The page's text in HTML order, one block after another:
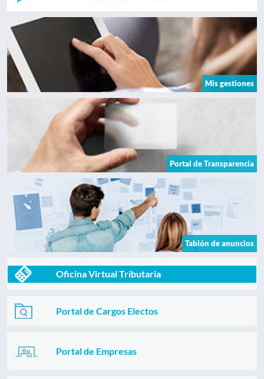
Mis gestiones
Portal de Transparencia
Tablón de anuncios
Oficina Virtual Tributaria
Portal de Cargos Electos
Portal de Empresas